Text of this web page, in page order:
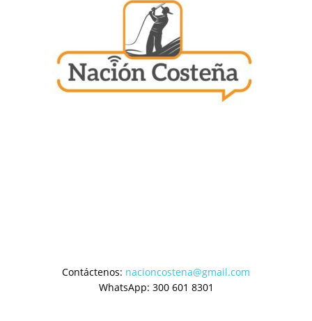
Contáctenos: nacioncostena@gmail.com
WhatsApp: 300 601 8301